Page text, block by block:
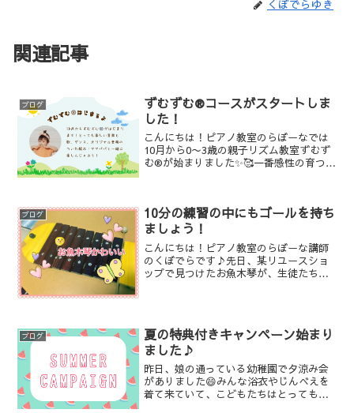
くぼでらゆき
関連記事
ブログ
ずむずむ®️コースがスタートしま
した！
こんにちは！ピアノ教室のらぼーなでは
10月から0〜3歳の親子リズム教室ずむず
む®️が始まりました✨🥰一番感性の育つこ
らずむずむ®️を...
ブログ
10分の練習の中にもゴールを持ち
ましょう！
こんにちは！ピアノ教室のらぼーな講師
のくぼでらです♪先日、某リユースショ
ップで見つけたお魚木琴が、生徒たちに
ブログ
夏の特典付きキャンペーン始まり
ました♪
昨日、娘の通っている幼稚園で夕涼み会
がありました😄みんな浴衣やじんべえを
着て来ていて、こどもたちはとっても可